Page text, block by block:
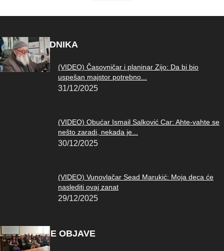
IZBOR UREDNIKA
(VIDEO) Časovničar i planinar Zijo: Da bi bio
uspešan majstor potrebno...
31/12/2025
(VIDEO) Obućar Ismail Salković Car: Ahte-vahte se
nešto zaradi, nekada je...
30/12/2025
(VIDEO) Vunovlačar Sead Marukić: Moja deca će
naslediti ovaj zanat
29/12/2025
POPULARNE OBJAVE